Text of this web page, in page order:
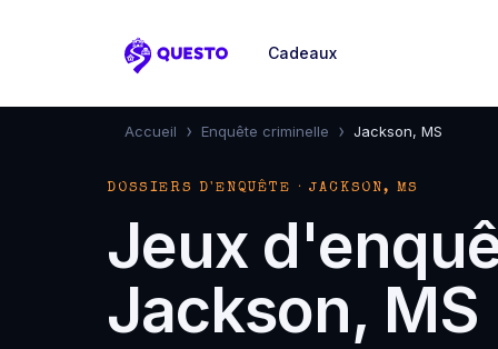
Questo
Cadeaux
Accueil › Enquête criminelle › Jackson, MS
DOSSIERS D'ENQUÊTE · JACKSON, MS
Jeux
Jackson, MS